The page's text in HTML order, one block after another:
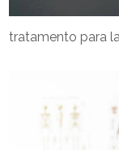
tratamento para